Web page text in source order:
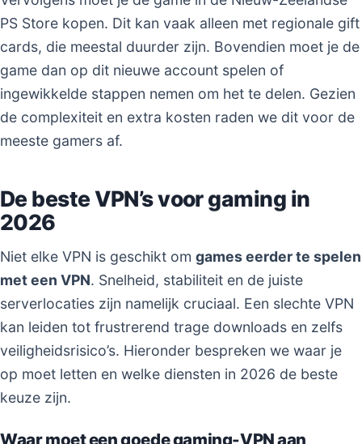
PS Store kopen. Dit kan vaak alleen met regionale gift
cards, die meestal duurder zijn. Bovendien moet je de
game dan op dit nieuwe account spelen of
ingewikkelde stappen nemen om het te delen. Gezien
de complexiteit en extra kosten raden we dit voor de
meeste gamers af.
De beste VPN’s voor gaming in
2026
Niet elke VPN is geschikt om games eerder te spelen
met een VPN. Snelheid, stabiliteit en de juiste
serverlocaties zijn namelijk cruciaal. Een slechte VPN
kan leiden tot frustrerend trage downloads en zelfs
veiligheidsrisico’s. Hieronder bespreken we waar je
op moet letten en welke diensten in 2026 de beste
keuze zijn.
Waar moet een goede gaming-VPN aan